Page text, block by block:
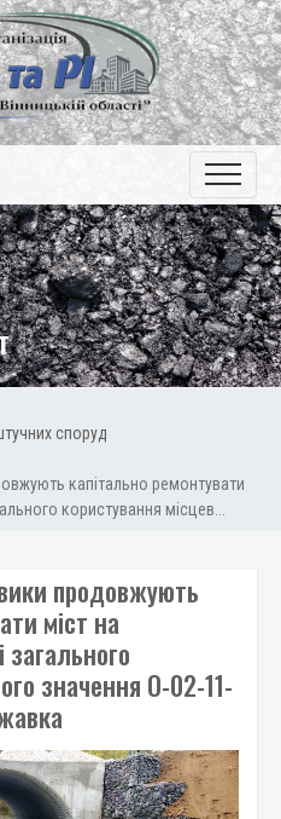
споруд
капітально ремонтувати
користування місцев...
продовжують
міст на
загального
значення О-02-11-